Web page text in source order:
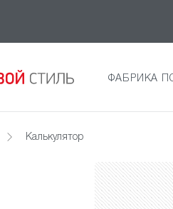
ФАБРИКА
Калькулятор